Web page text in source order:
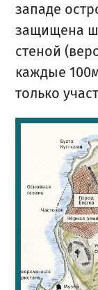
западе
защищена
стеной
каждые
только